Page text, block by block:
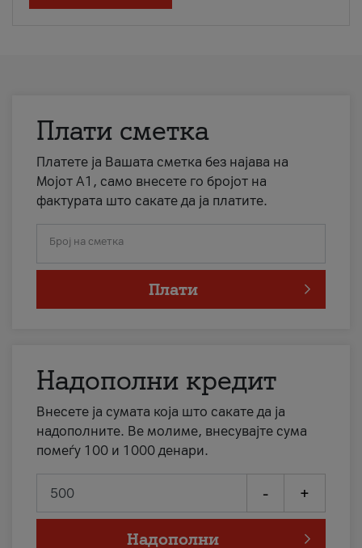
Плати сметка
Платете ја Вашата сметка без најава на
Мојот А1, само внесете го бројот на
фактурата што сакате да ја платите.
Број на сметка
Плати
Надополни кредит
Внесете ја сумата која што сакате да ја
надополните. Ве молиме, внесувајте сума
помеѓу 100 и 1000 денари.
- +
Надополни